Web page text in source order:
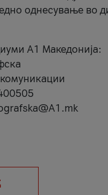
однесување во
А1 Македонија: